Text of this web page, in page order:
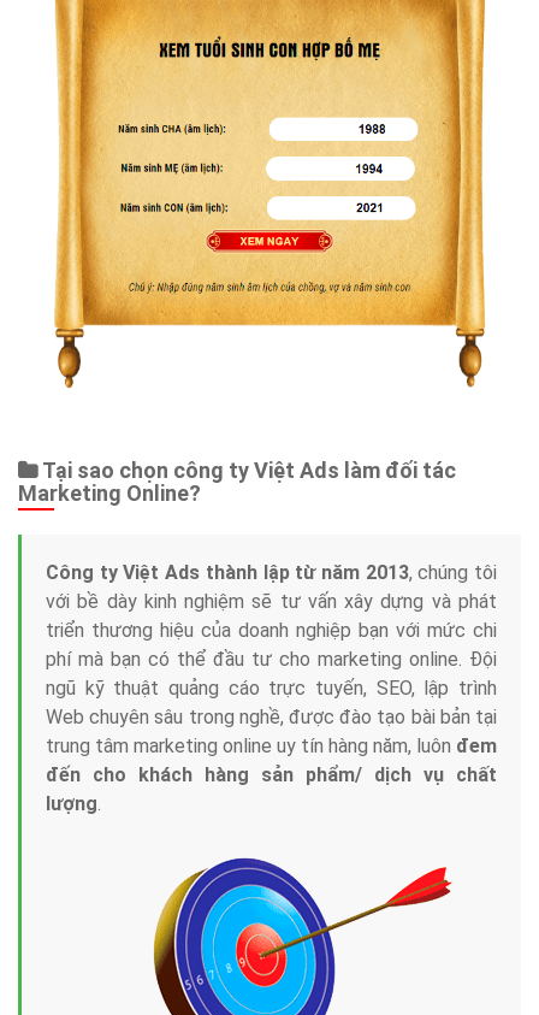
Tại sao chọn công ty Việt Ads làm đối tác
Marketing Online?
Công ty Việt Ads thành lập từ năm 2013, chúng tôi
với bề dày kinh nghiệm sẽ tư vấn xây dựng và phát
triển thương hiệu của doanh nghiệp bạn với mức chi
phí mà bạn có thể đầu tư cho marketing online. Đội
ngũ kỹ thuật quảng cáo trực tuyến, SEO, lập trình
Web chuyên sâu trong nghề, được đào tạo bài bản tại
trung tâm marketing online uy tín hàng năm, luôn đem
đến cho khách hàng sản phẩm/ dịch vụ chất
lượng.